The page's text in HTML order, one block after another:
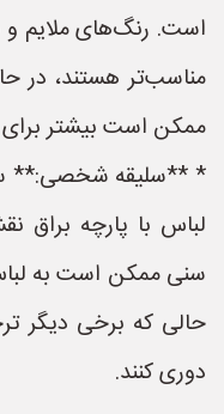
است. رنگ‌های ملایم و
مناسب‌تر هستند، در
ممکن است بیشتر برای
* **سلیقه شخصی:**
لباس با پارچه براق
سنی ممکن است به
حالی که برخی دیگر
دوری کنند.